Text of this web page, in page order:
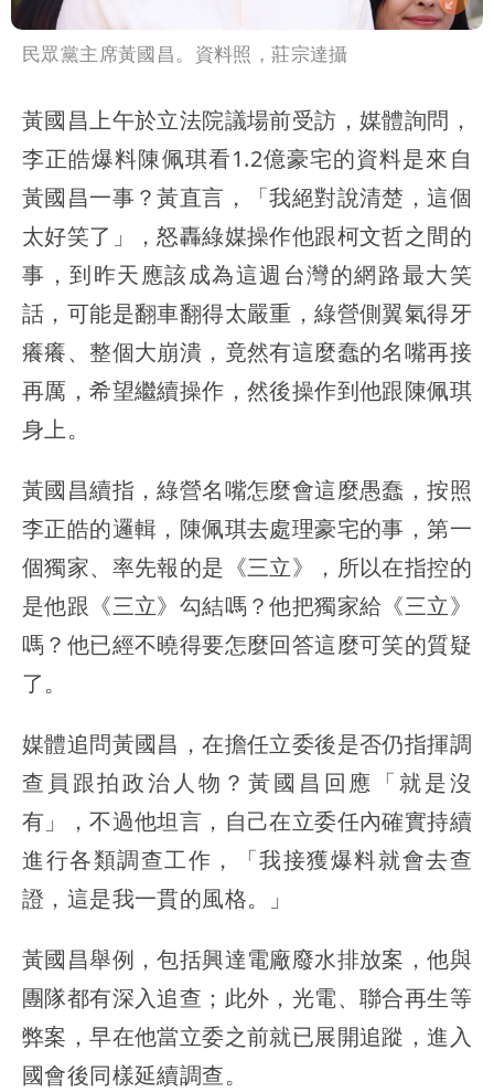
民眾黨主席黃國昌。資料照，莊宗達攝
黃國昌上午於立法院議場前受訪，媒體詢問，
李正皓爆料陳佩琪看1.2億豪宅的資料是來自
黃國昌一事？黃直言，「我絕對說清楚，這個
太好笑了」，怒轟綠媒操作他跟柯文哲之間的
事，到昨天應該成為這週台灣的網路最大笑
話，可能是翻車翻得太嚴重，綠營側翼氣得牙
癢癢、整個大崩潰，竟然有這麼蠢的名嘴再接
再厲，希望繼續操作，然後操作到他跟陳佩琪
身上。
黃國昌續指，綠營名嘴怎麼會這麼愚蠢，按照
李正皓的邏輯，陳佩琪去處理豪宅的事，第一
個獨家、率先報的是《三立》，所以在指控的
是他跟《三立》勾結嗎？他把獨家給《三立》
嗎？他已經不曉得要怎麼回答這麼可笑的質疑
了。
媒體追問黃國昌，在擔任立委後是否仍指揮調
查員跟拍政治人物？黃國昌回應「就是沒
有」，不過他坦言，自己在立委任內確實持續
進行各類調查工作，「我接獲爆料就會去查
證，這是我一貫的風格。」
黃國昌舉例，包括興達電廠廢水排放案，他與
團隊都有深入追查；此外，光電、聯合再生等
弊案，早在他當立委之前就已展開追蹤，進入
國會後同樣延續調查。